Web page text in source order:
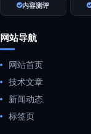
内容测评
网站导航
网站首页
技术文章
新闻动态
标签页